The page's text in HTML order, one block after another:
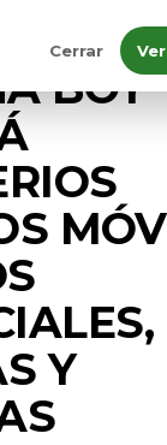
Cerrar
BOY
Y